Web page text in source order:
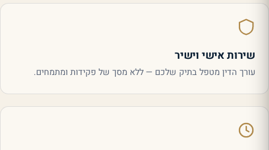
שירות אישי וישיר
עורך הדין מטפל בתיק שלכם — ללא מסך של פקידות ומתמחים.